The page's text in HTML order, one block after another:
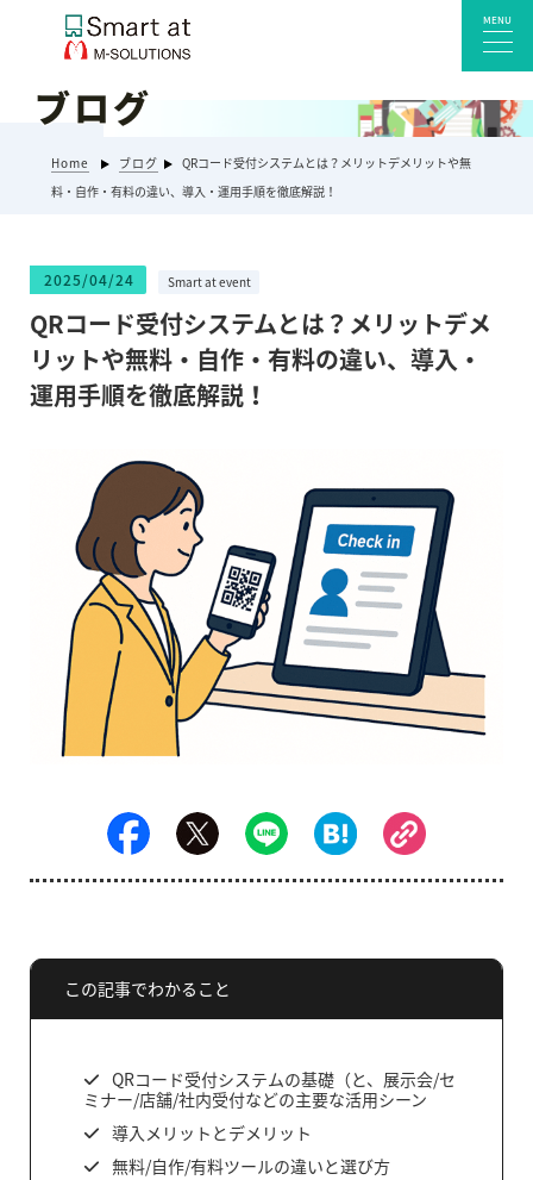
Smart at reception 会社受付
kintoneプラグイン・連携サービス
Smart at 自治体DX
システム開発
エンタープライズ向けkintone開発
Smart at GATE for LINE WORKS
みやすい解析
MENU
ブログ
Home ブログ
QRコード受付システムとは？メリットデメリットや無
料・自作・有料の違い、導入・運用手順を徹底解説！
2025/04/24 Smart at event
QRコード受付システムとは？メリットデメ
リットや無料・自作・有料の違い、導入・
運用手順を徹底解説！
この記事でわかること
QRコード受付システムの基礎（と、展示会/セ
ミナー/店舗/社内受付などの主要な活用シーン
導入メリットとデメリット
無料/自作/有料ツールの違いと選び方